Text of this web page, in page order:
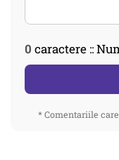
0 caractere ::
* Comentariile